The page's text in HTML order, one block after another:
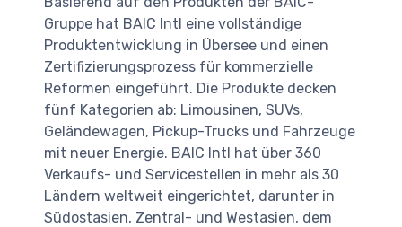
Gruppe hat BAIC Intl eine vollständige
Produktentwicklung in Übersee und einen
Zertifizierungsprozess für kommerzielle
Reformen eingeführt. Die Produkte decken
fünf Kategorien ab: Limousinen, SUVs,
Geländewagen, Pickup-Trucks und Fahrzeuge
mit neuer Energie. BAIC Intl hat über 360
Verkaufs- und Servicestellen in mehr als 30
Ländern weltweit eingerichtet, darunter in
Südostasien, Zentral- und Westasien, dem